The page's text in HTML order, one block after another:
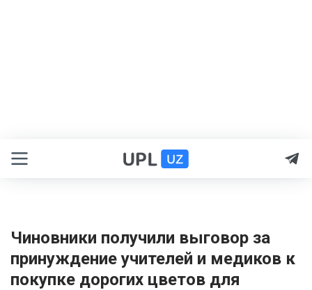
Чиновники получили выговор за
принуждение учителей и медиков к
покупке дорогих цветов для